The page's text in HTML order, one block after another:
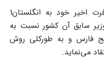
آقاى هویدا نخست‌وزیر در مسافرت اخیر خود به انگلستان1
سابق آن کشور نسبت به
فارس و به طورکلى روش
مى‌نماید.